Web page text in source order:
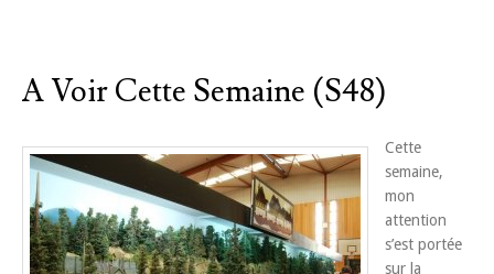
A Voir Cette Semaine (S48)
Cette
semaine,
mon
attention
s’est portée
sur la